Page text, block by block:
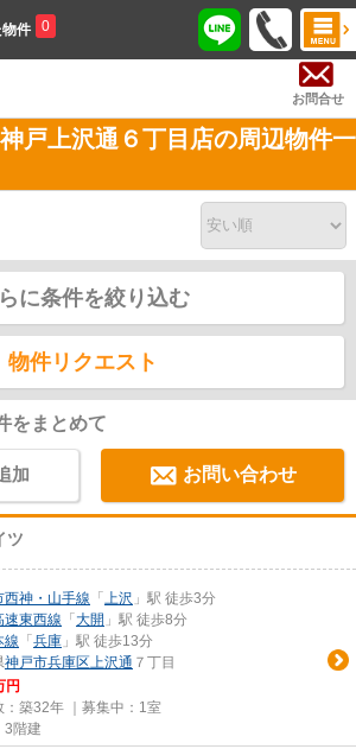
件 0
お問合せ
戸上沢通６丁目店の周辺物件一
に条件を絞り込む
物件リクエスト
をまとめて
加 お問い合わせ
ツ
西神・山手線 「 上沢 」駅 徒歩3分
速東西線 「 大開 」駅 徒歩8分
線 「 兵庫 」駅 徒歩13分
神戸市兵庫区上沢通 ７丁目
円
：築32年 ｜募集中： 1室
3階建